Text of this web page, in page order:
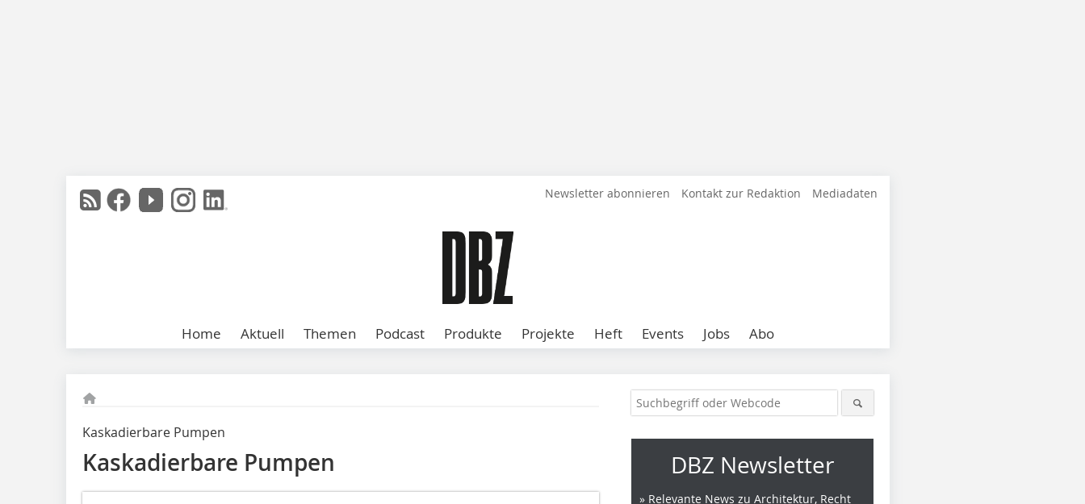
Newsletter abonnieren Kontakt zur Redaktion Mediadaten
Home Aktuell Themen Podcast Produkte Projekte Heft Events Jobs Abo
Kaskadierbare Pumpen
Kaskadierbare Pumpen DBZ Newsletter
» Relevante News zu Architektur, Recht